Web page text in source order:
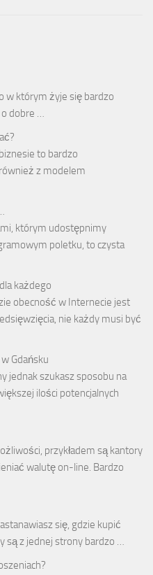
w którym żyje się bardzo
dobre …
to bardzo
z modelem
którym udostępnimy
poletku, to czysta
każdego
obecność w Internecie jest
nie każdy musi być
Gdańsku
jednak szukasz sposobu na
ilości potencjalnych
przykładem są kantory
walutę on-line. Bardzo
się, gdzie kupić
są z jednej strony bardzo …